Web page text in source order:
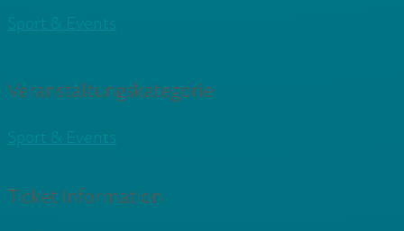
Veranstaltungskategorie
Sport & Events
Ticket Information